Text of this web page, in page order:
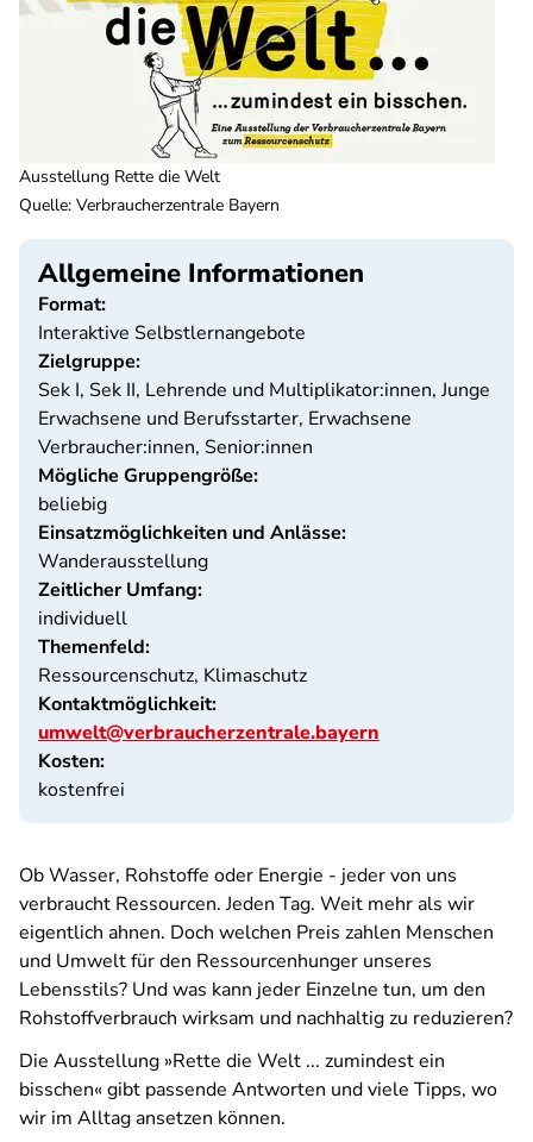
Ausstellung Rette die Welt
Quelle: Verbraucherzentrale Bayern
Allgemeine Informationen
Format:
Interaktive Selbstlernangebote
Zielgruppe:
Sek I, Sek II, Lehrende und Multiplikator:innen, Junge
Erwachsene und Berufsstarter, Erwachsene
Verbraucher:innen, Senior:innen
Mögliche Gruppengröße:
beliebig
Einsatzmöglichkeiten und Anlässe:
Wanderausstellung
Zeitlicher Umfang:
individuell
Themenfeld:
Ressourcenschutz, Klimaschutz
Kontaktmöglichkeit:
umwelt@verbraucherzentrale.bayern
Kosten:
kostenfrei
Ob Wasser, Rohstoffe oder Energie - jeder von uns
verbraucht Ressourcen. Jeden Tag. Weit mehr als wir
eigentlich ahnen. Doch welchen Preis zahlen Menschen
und Umwelt für den Ressourcenhunger unseres
Lebensstils? Und was kann jeder Einzelne tun, um den
Rohstoffverbrauch wirksam und nachhaltig zu reduzieren?
Die Ausstellung »Rette die Welt ... zumindest ein
bisschen« gibt passende Antworten und viele Tipps, wo
wir im Alltag ansetzen können.